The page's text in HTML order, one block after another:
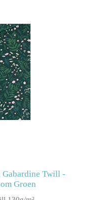
Gabardine Twill -
Groen